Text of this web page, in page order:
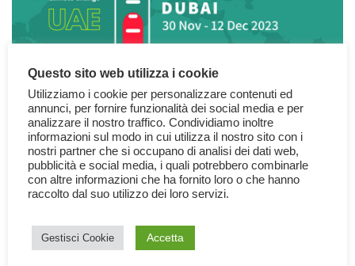
COP28, ecco il bilancio dopo
24 Dicembre 2023 Ecologia,Mondo
Questo sito web utilizza i cookie
Utilizziamo i cookie per personalizzare contenuti ed
annunci, per fornire funzionalità dei social media e per
analizzare il nostro traffico. Condividiamo inoltre
informazioni sul modo in cui utilizza il nostro sito con i
nostri partner che si occupano di analisi dei dati web,
pubblicità e social media, i quali potrebbero combinarle
con altre informazioni che ha fornito loro o che hanno
raccolto dal suo utilizzo dei loro servizi.
Gestisci Cookie Accetta